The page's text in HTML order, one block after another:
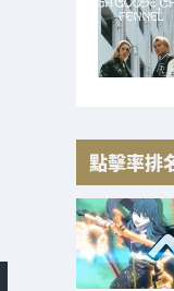
點擊率排